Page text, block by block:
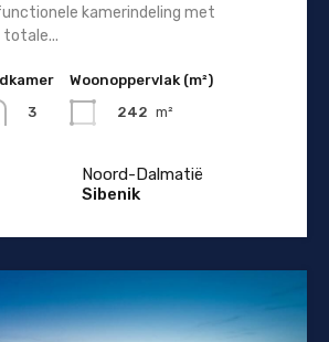
kamerindeling met
totale...
3
Woonoppervlak (m²)
242 m²
Noord-Dalmatië
Sibenik